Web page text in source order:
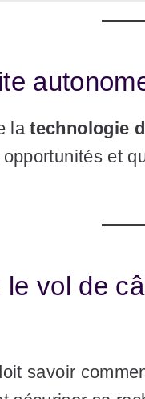
latechnologie
et
vol de
savoir